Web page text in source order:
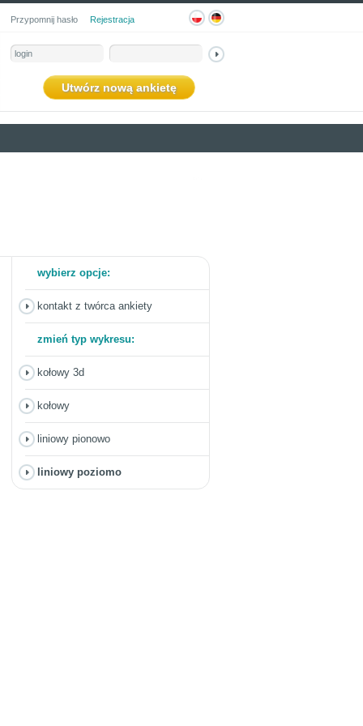
Przypomnij hasło Rejestracja
Utwórz nową ankietę
wybierz opcje:
kontakt z twórca ankiety
zmień typ wykresu:
kołowy 3d
kołowy
liniowy pionowo
liniowy poziomo